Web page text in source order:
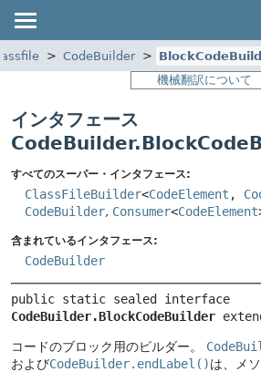
CodeBuilder
機械翻訳について
インタフェース
すべてのスーパー・インタフェース:
ClassFileBuilder<CodeElement ,
CodeBuilder, Consumer<CodeElement
含まれているインタフェース:
CodeBuilder
CodeBuilder.BlockCodeBuilder
コードのブロック用のビルダー。
およびCodeBuilder.endLabel()は、メ